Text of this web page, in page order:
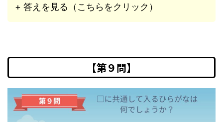
+ 答えを見る（こちらをクリック）
【第９問】